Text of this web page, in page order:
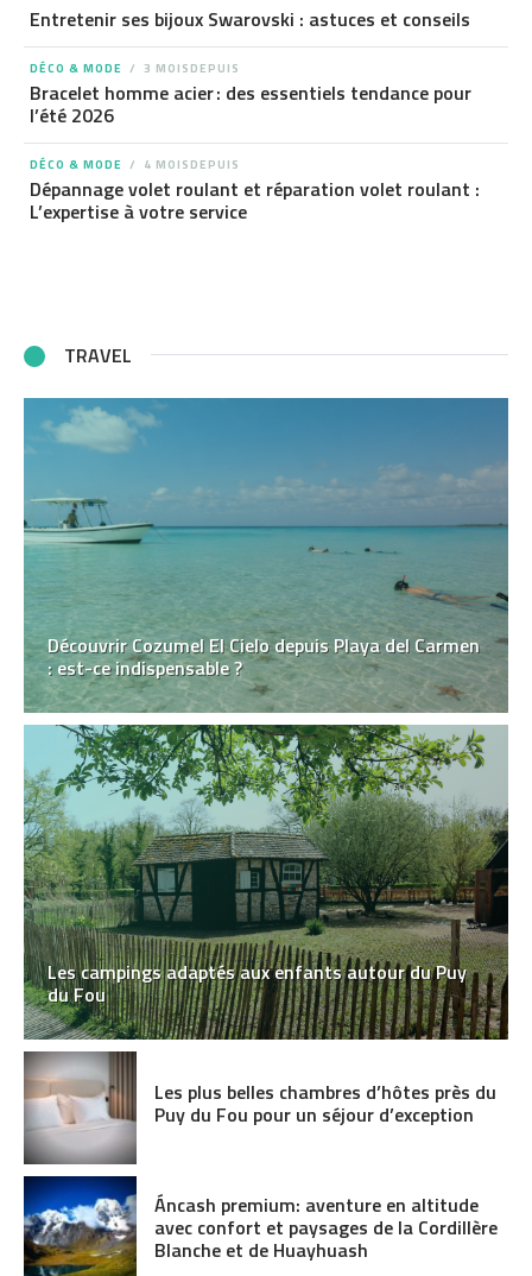
Entretenir ses bijoux Swarovski : astuces et conseils
DÉCO & MODE 3 MOISDEPUIS
Bracelet homme acier : des essentiels tendance pour
l’été 2026
DÉCO & MODE 4 MOISDEPUIS
Dépannage volet roulant et réparation volet roulant :
L’expertise à votre service
TRAVEL
Découvrir Cozumel El Cielo depuis Playa del Carmen
: est-ce indispensable ?
Les campings adaptés aux enfants autour du Puy
du Fou
Les plus belles chambres d’hôtes près du
Puy du Fou pour un séjour d’exception
Áncash premium: aventure en altitude
avec confort et paysages de la Cordillère
Blanche et de Huayhuash